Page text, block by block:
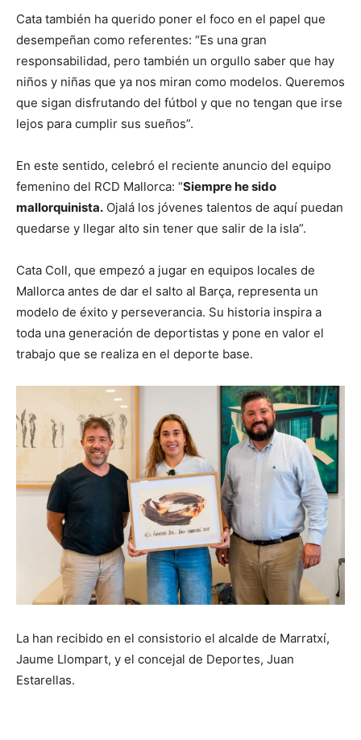
Cata también ha querido poner el foco en el papel que
desempeñan como referentes: “Es una gran
responsabilidad, pero también un orgullo saber que hay
niños y niñas que ya nos miran como modelos. Queremos
que sigan disfrutando del fútbol y que no tengan que irse
lejos para cumplir sus sueños”.
En este sentido, celebró el reciente anuncio del equipo
femenino del RCD Mallorca: “Siempre he sido
mallorquinista. Ojalá los jóvenes talentos de aquí puedan
quedarse y llegar alto sin tener que salir de la isla”.
Cata Coll, que empezó a jugar en equipos locales de
Mallorca antes de dar el salto al Barça, representa un
modelo de éxito y perseverancia. Su historia inspira a
toda una generación de deportistas y pone en valor el
trabajo que se realiza en el deporte base.
La han recibido en el consistorio el alcalde de Marratxí,
Jaume Llompart, y el concejal de Deportes, Juan
Estarellas.